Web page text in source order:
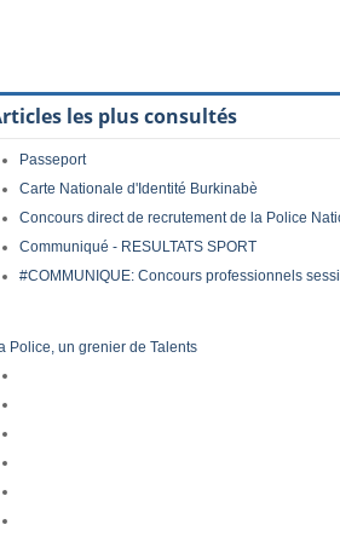
les plus consultés
Passeport
Carte Nationale d'Identité Burkinabè
Concours direct de recrutement de la Police
Communiqué - RESULTATS SPORT
#COMMUNIQUE: Concours professionnels
Police, un grenier de Talents